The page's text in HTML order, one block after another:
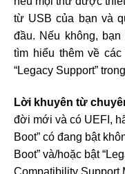
từ USB của bạn và
đầu. Nếu không,
tìm hiểu thêm về các
“Legacy Support”
Lời khuyên từ
đời mới và có UEFI,
Boot” có đang bật
Boot” và/hoặc bật
Compatibility Support